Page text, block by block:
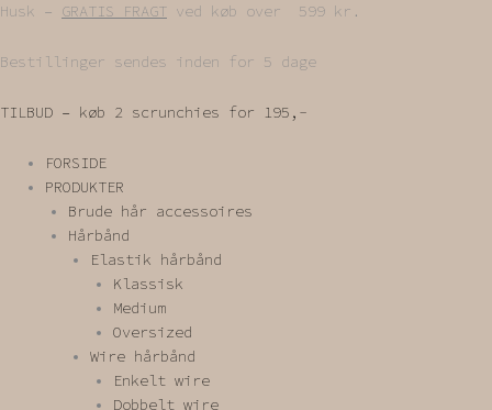
Gå
indholdet
Husk – GRATIS FRAGT ved køb over 599 kr.
Bestillinger sendes inden for 5 dage
TILBUD – køb 2 scrunchies for 195,-
FORSIDE
PRODUKTER
Brude hår accessoires
Hårbånd
Elastik hårbånd
Klassisk
Medium
Oversized
Wire hårbånd
Enkelt wire
Dobbelt wire